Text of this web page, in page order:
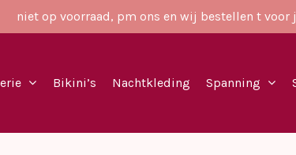
niet op voorraad, pm ons en wij bestellen t voor
Bikini’s Nachtkleding Spanning